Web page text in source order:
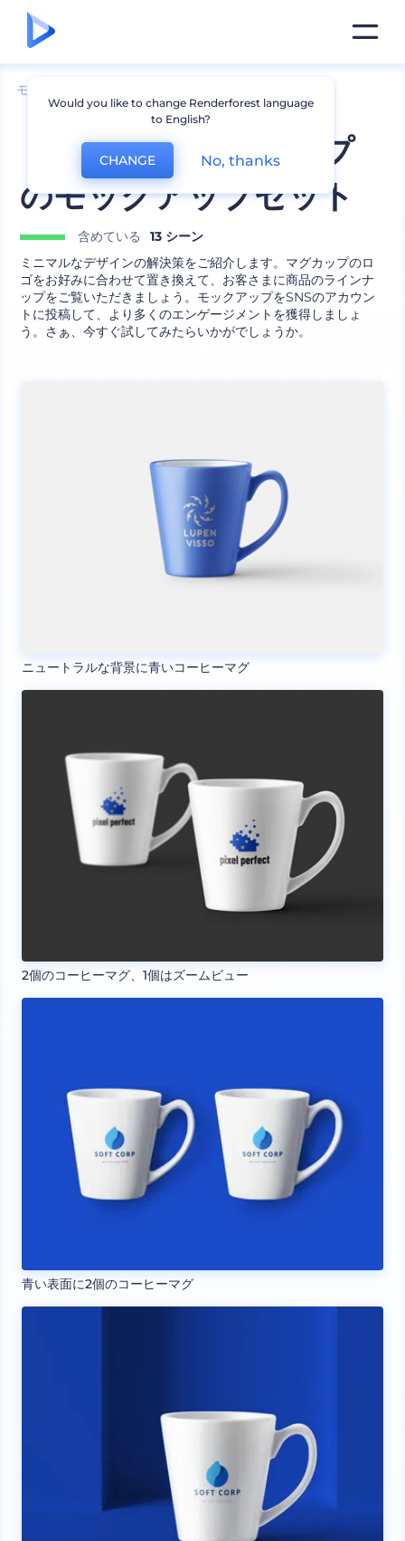
モックアップ
ミニマルなマグカップ
のモックアップセット
含めている
13 シーン
ミニマルなデザインの解決策をご紹介します。マグカップのロ
ゴをお好みに合わせて置き換えて、お客さまに商品のラインナ
ップをご覧いただきましょう。モックアップをSNSのアカウン
トに投稿して、より多くのエンゲージメントを獲得しましょ
う。さぁ、今すぐ試してみたらいかがでしょうか。
ニュートラルな背景に青いコーヒーマグ
2個のコーヒーマグ、1個はズームビュー
青い表面に2個のコーヒーマグ
Would you like to change Renderforest language
to English?
CHANGE No, thanks